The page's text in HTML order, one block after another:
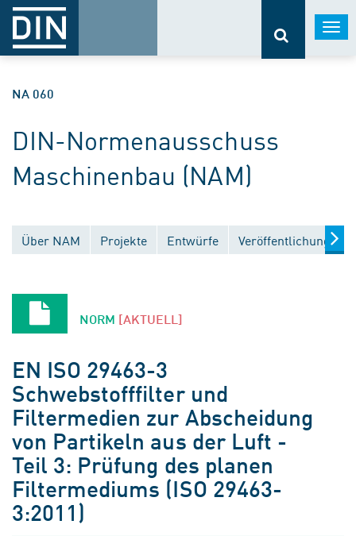
NA 060
DIN-Normenausschuss
Maschinenbau (NAM)
Über NAM Projekte Entwürfe Veröffentlichungen
NORM [AKTUELL]
EN ISO 29463-3
Schwebstofffilter und
Filtermedien zur Abscheidung
von Partikeln aus der Luft -
Teil 3: Prüfung des planen
Filtermediums (ISO 29463-
3:2011)